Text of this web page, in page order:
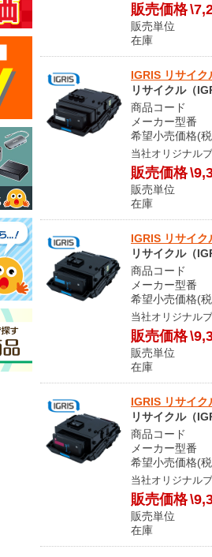
販売価格
販売単
在庫
IGRIS リサイ
リサイクル（
商品コード
メーカー型
希望小売価格(
当社オリジナル
販売価格
販売単
在庫
IGRIS リサイ
リサイクル（
商品コード
メーカー型
希望小売価格(
当社オリジナル
販売価格
販売単
在庫
IGRIS リサイ
リサイクル（
商品コード
メーカー型
希望小売価格(
当社オリジナル
販売価格
販売単
在庫